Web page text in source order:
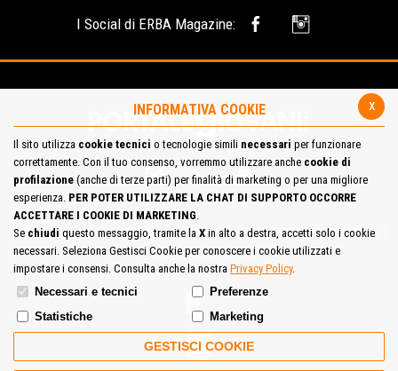
I Social di ERBA Magazine:
Mappa del Sito Privacy Policy Cookie Policy
Contatta la redazione
Cosa pensi del portale
x
INFORMATIVA COOKIE
Il sito utilizza cookie tecnici o tecnologie simili necessari per funzionare
correttamente. Con il tuo consenso, vorremmo utilizzare anche cookie di
profilazione (anche di terze parti) per finalità di marketing o per una migliore
esperienza. PER POTER UTILIZZARE LA CHAT DI SUPPORTO OCCORRE
ACCETTARE I COOKIE DI MARKETING.
Se chiudi questo messaggio, tramite la X in alto a destra, accetti solo i cookie
necessari. Seleziona Gestisci Cookie per conoscere i cookie utilizzati e
impostare i consensi. Consulta anche la nostra Privacy Policy.
Necessari e tecnici
Preferenze
Statistiche
Marketing
GESTISCI COOKIE